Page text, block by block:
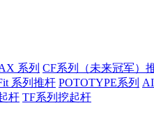
系列 CF系列（未来冠军）
系列推杆 POTOTYPE系列
杆 TF系列挖起杆